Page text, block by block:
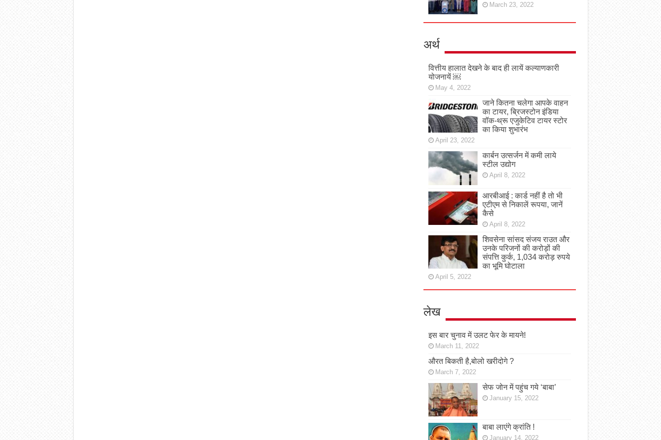
March 23, 2022
अर्थ
वित्तीय हालात देखने के बाद ही लायें कल्याणकारी
योजनायें ￼
May 4, 2022
जाने कितना चलेगा आपके वाहन
का टायर, ब्रिजस्टोन इंडिया
वॉक-थ्रू एजुकेटिव टायर स्टोर
का किया शुभारंभ
April 23, 2022
कार्बन उत्सर्जन में कमी लाये
स्टील उद्योग
April 8, 2022
आरबीआई : कार्ड नहीं है तो भी
एटीएम से निकालें रूपया, जानें
कैसे
April 8, 2022
शिवसेना सांसद संजय राउत और
उनके परिजनों की करोड़ों की
संपत्ति कुर्क, 1,034 करोड़ रुपये
का भूमि घोटाला
April 5, 2022
लेख
इस बार चुनाव में उलट फेर के मायने!
March 11, 2022
औरत बिकती है,बोलो खरीदोगे ?
March 7, 2022
सेफ जोन में पहुंच गये ‘बाबा’
January 15, 2022
बाबा लाएंगे क्रांति !
January 14, 2022